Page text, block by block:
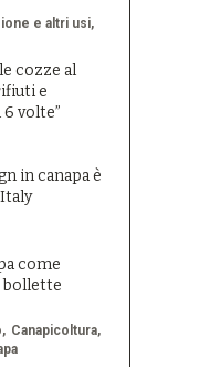
e altri usi
cozze al
e
volte”
in canapa è
come
bollette
Canapicoltura